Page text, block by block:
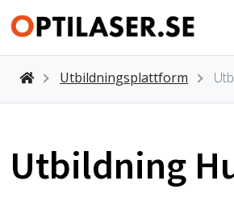
Utbildningsplattform
Utbildning